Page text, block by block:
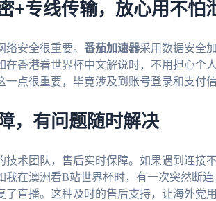
+专线传输，放心用不怕
安全很重要。 番茄加速器采用数据安全
在香港看世界杯中文解说时，不用担心个
一点很重要，毕竟涉及到账号登录和支付
，有问题随时解决
技术团队，售后实时保障。如果遇到连接
我在澳洲看B站世界杯时，有一次突然断
了直播。这种及时的售后支持，让海外党用